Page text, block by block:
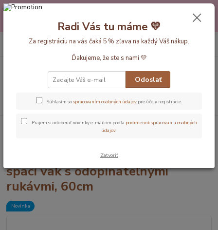
Máte nejakú otázku alebo váhate s výberom? Neváhajte a zavolajte
pokojne aj večer alebo cez víkend. Sme tu pre Vás.💛 Petra a babička
Monička
EUR
Hľadať
+420 777 610 855
Dĺžka vaku 60cm
Koala ZIMNÝ PROTISKLZOVÝ spací vak s
Koala ZIMNÝ PROTISKLZOVÝ
spací vak s odopínateľnými
rukávmi, 60cm
Novinka
Radi Vás tu máme 💛
Za registráciu na vás čaká 5 % zľava na každý Váš nákup.
Ďakujeme, že ste s nami 💛
Odoslať
Súhlasím sospracovaním osobných údajov pre účely registrácie.
Prajem si odoberať novinky e-mailom podľa podmienok spracovania osobných
údajov.
Zatvoriť